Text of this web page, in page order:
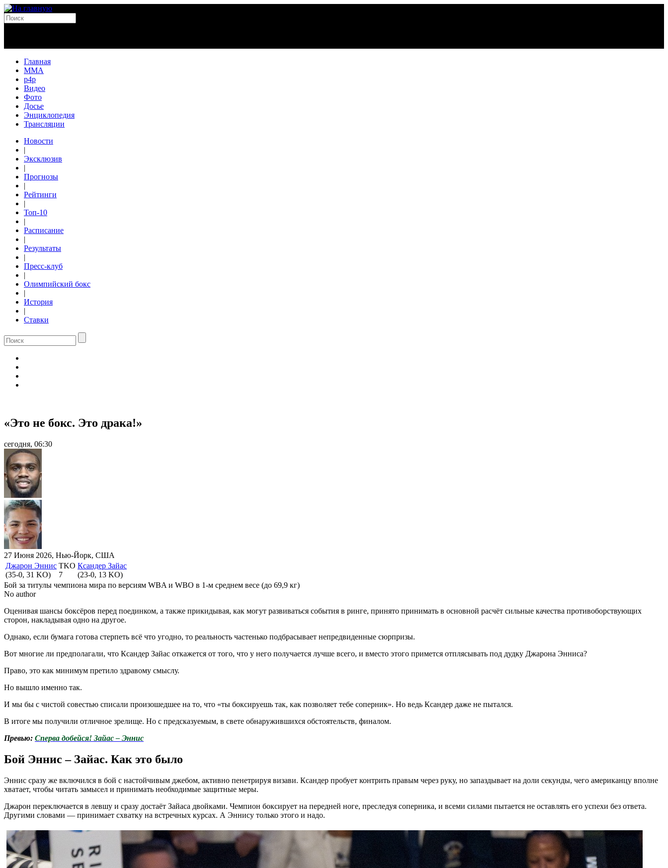
Главная
MMA
p4p
Видео
Фото
Досье
Энциклопедия
Трансляции
Новости
|
Эксклюзив
|
Прогнозы
|
Рейтинги
|
Топ-10
|
Расписание
|
Результаты
|
Пресс-клуб
|
Олимпийский бокс
|
История
|
Ставки
«Это не бокс. Это драка!»
сегодня, 06:30
27 Июня 2026, Нью-Йорк, США
Джарон Эннис
(35-0, 31 KO)
TKO
7
Ксандер Зайас
(23-0, 13 KO)
Бой за титулы чемпиона мира по версиям WBA и WBO в 1-м среднем весе (до 69,9 кг)
No author
Оценивая шансы боксёров перед поединком, а также прикидывая, как могут развиваться события в ринге, принято принимать в основной расчёт сильные качества противоборствующих
сторон, накладывая одно на другое.
Однако, если бумага готова стерпеть всё что угодно, то реальность частенько подбрасывает непредвиденные сюрпризы.
Вот многие ли предполагали, что Ксандер Зайас откажется от того, что у него получается лучше всего, и вместо этого примется отплясывать под дудку Джарона Энниса?
Право, это как минимум претило здравому смыслу.
Но вышло именно так.
И мы бы с чистой совестью списали произошедшее на то, что «ты боксируешь так, как позволяет тебе соперник». Но ведь Ксандер даже не пытался.
В итоге мы получили отличное зрелище. Но с предсказуемым, в свете обнаружившихся обстоятельств, финалом.
Превью: Сперва добейся! Зайас – Эннис
Бой Эннис – Зайас. Как это было
Эннис сразу же включился в бой с настойчивым джебом, активно пенетрируя визави. Ксандер пробует контрить правым через руку, но запаздывает на доли секунды, чего американцу вполне
хватает, чтобы читать замысел и принимать необходимые защитные меры.
Джарон переключается в левшу и сразу достаёт Зайаса двойками. Чемпион боксирует на передней ноге, преследуя соперника, и всеми силами пытается не оставлять его успехи без ответа.
Другими словами — принимает схватку на встречных курсах. А Эннису только этого и надо.